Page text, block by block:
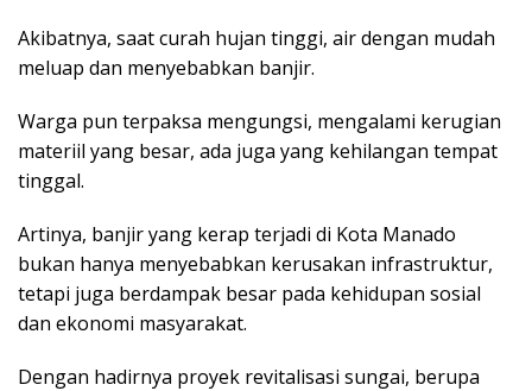
Akibatnya, saat curah hujan tinggi, air dengan mudah
meluap dan menyebabkan banjir.
Warga pun terpaksa mengungsi, mengalami kerugian
materiil yang besar, ada juga yang kehilangan tempat
tinggal.
Artinya, banjir yang kerap terjadi di Kota Manado
bukan hanya menyebabkan kerusakan infrastruktur,
tetapi juga berdampak besar pada kehidupan sosial
dan ekonomi masyarakat.
Dengan hadirnya proyek revitalisasi sungai, berupa